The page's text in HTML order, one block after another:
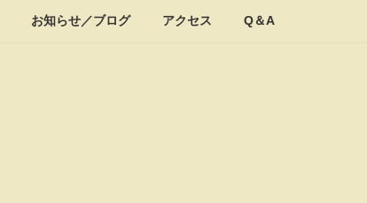
お知らせ／ブログ アクセス Q＆A